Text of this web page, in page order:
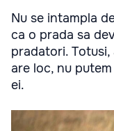
Nu se intampla
ca o prada sa
pradatori.
are loc, nu
ei.